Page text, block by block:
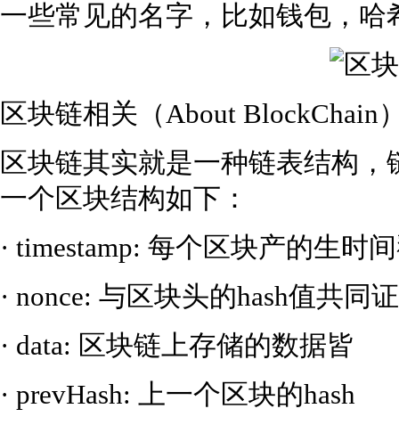
一些常见的名字，比如钱包，哈
区块链相关（About BlockChain
区块链其实就是一种链表结构
一个区块结构如下：
· timestamp: 每个区块产的生时
· nonce: 与区块头的hash值共同
· data: 区块链上存储的数据皆
· prevHash: 上一个区块的hash